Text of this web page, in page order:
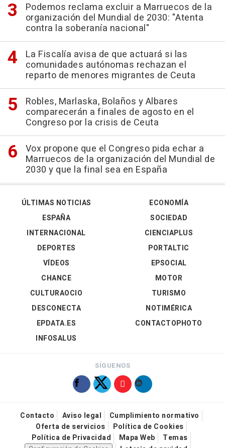
Podemos reclama excluir a Marruecos de la
organización del Mundial de 2030: "Atenta
contra la soberanía nacional"
La Fiscalía avisa de que actuará si las
comunidades autónomas rechazan el
reparto de menores migrantes de Ceuta
Robles, Marlaska, Bolaños y Albares
comparecerán a finales de agosto en el
Congreso por la crisis de Ceuta
Vox propone que el Congreso pida echar a
Marruecos de la organización del Mundial de
2030 y que la final sea en España
ÚLTIMAS NOTICIAS
ESPAÑA
INTERNACIONAL
DEPORTES
VÍDEOS
ECONOMÍA
SOCIEDAD
CIENCIAPLUS
PORTALTIC
EPSOCIAL
CHANCE
CULTURAOCIO
DESCONECTA
EPDATA.ES
INFOSALUS
MOTOR
TURISMO
NOTIMÉRICA
CONTACTOPHOTO
SÍGUENOS
Contacto Aviso legal
Cumplimiento normativo
Oferta de servicios
Política de Cookies
Política de Privacidad
Mapa Web
Temas